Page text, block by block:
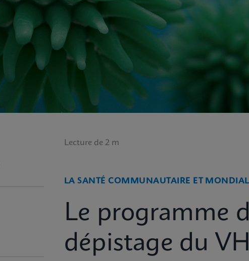
Lecture de 2 m
LA SANTÉ COMMUNAUTAIRE ET
Le programme
dépistage du